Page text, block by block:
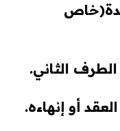
الطرف الثاني.
أو إنهاءه.